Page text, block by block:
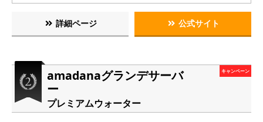
詳細ページ 公式サイト
amadanaグランデサーバ
ー
プレミアムウォーター
キャンペーン